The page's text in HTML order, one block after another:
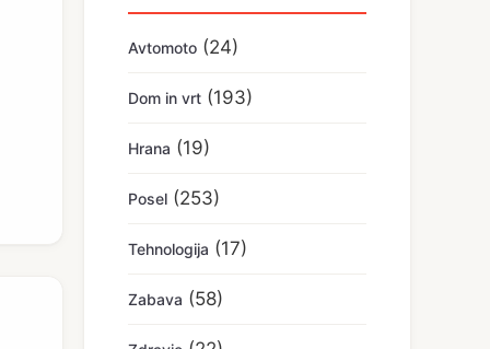
Avtomoto (24)
Dom in vrt (193)
Hrana (19)
Posel (253)
Tehnologija (17)
Zabava (58)